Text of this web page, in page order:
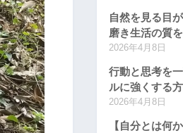
自然を見る目
磨き生活の質
2026年4月8日
行動と思考を
ルに強くする
2026年4月8日
【自分とは何